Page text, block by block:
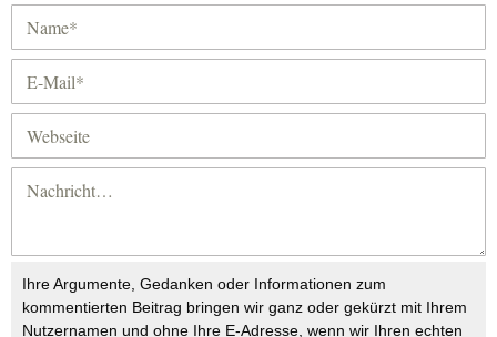
Ihre Argumente, Gedanken oder Informationen zum
kommentierten Beitrag bringen wir ganz oder gekürzt mit Ihrem
Nutzernamen und ohne Ihre E-Adresse, wenn wir Ihren echten